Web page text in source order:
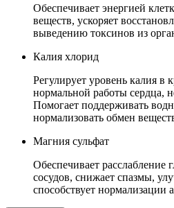
Обеспечивает энергией
веществ, ускоряет
выведению токсинов из
Калия хлорид
Регулирует уровень калия в
нормальной работы сердца,
Помогает поддерживать
нормализовать обмен
Магния сульфат
Обеспечивает расслабление
сосудов, снижает спазмы,
способствует нормализации